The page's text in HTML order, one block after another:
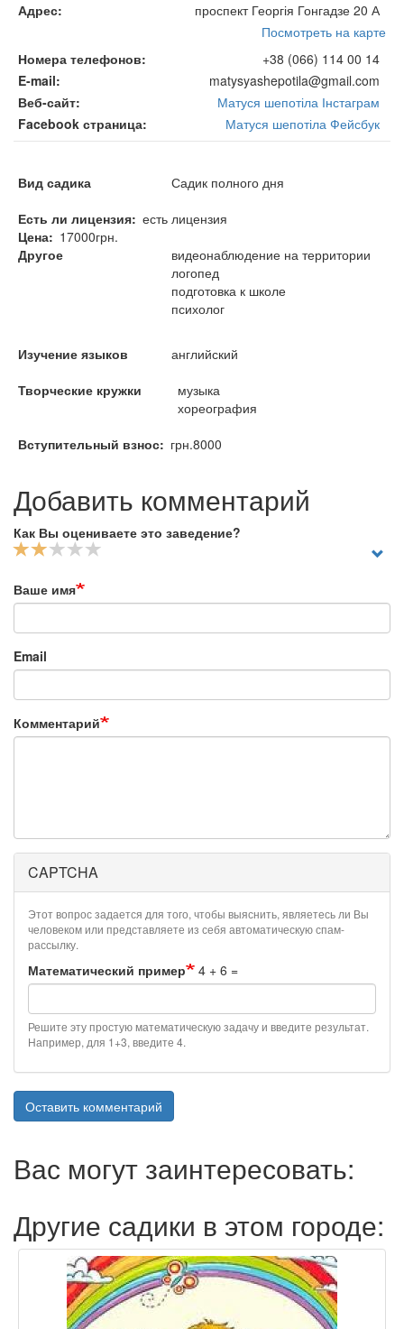
Адрес
проспект Георгія Гонгадзе 20 А
Посмотреть на карте
Номера телефонов
+38 (066) 114 00 14
E-mail
matysyashepotila@gmail.com
Веб-сайт
Матуся шепотіла Інстаграм
Facebook страница
Матуся шепотіла Фейсбук
Вид садика
Садик полного дня
Есть ли лицензия есть лицензия
Цена
17000грн.
Другое
видеонаблюдение на территории
логопед
подготовка к школе
психолог
Изучение языков
английский
Творческие кружки
музыка
хореография
Вступительный взнос
грн.8000
Добавить комментарий
Как Вы оцениваете это заведение?
Ваше имя
Email
Комментарий
CAPTCHA
Этот вопрос задается для того, чтобы выяснить, являетесь ли Вы
человеком или представляете из себя автоматическую спам-
рассылку.
Математический пример 4 + 6 =
Решите эту простую математическую задачу и введите результат.
Например, для 1+3, введите 4.
Оставить комментарий
Вас могут заинтересовать:
Другие садики в этом городе: